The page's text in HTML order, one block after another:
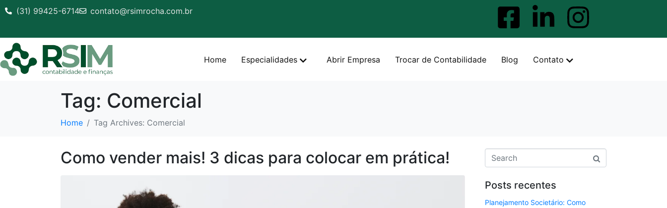
(31) 99425-6714 contato@rsimrocha.com.br
Home Especialidades Abrir Empresa Trocar de Contabilidade Blog Contato
Tag: Comercial
Home Tag Archives: Comercial
Como vender mais! 3 dicas para colocar em prática!
Posts recentes
Planejamento Societário: Como